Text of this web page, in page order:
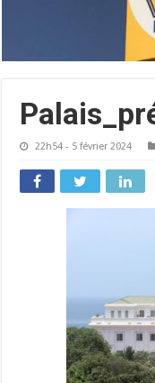
22h54 - 5 février 2024